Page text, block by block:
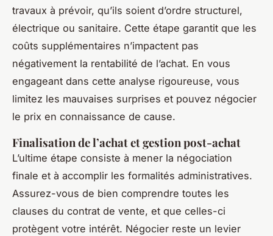
travaux à prévoir, qu’ils soient d’ordre structurel,
électrique ou sanitaire. Cette étape garantit que les
coûts supplémentaires n’impactent pas
négativement la rentabilité de l’achat. En vous
engageant dans cette analyse rigoureuse, vous
limitez les mauvaises surprises et pouvez négocier
le prix en connaissance de cause.
Finalisation de l’achat et gestion post-achat
L’ultime étape consiste à mener la négociation
finale et à accomplir les formalités administratives.
Assurez-vous de bien comprendre toutes les
clauses du contrat de vente, et que celles-ci
protègent votre intérêt. Négocier reste un levier